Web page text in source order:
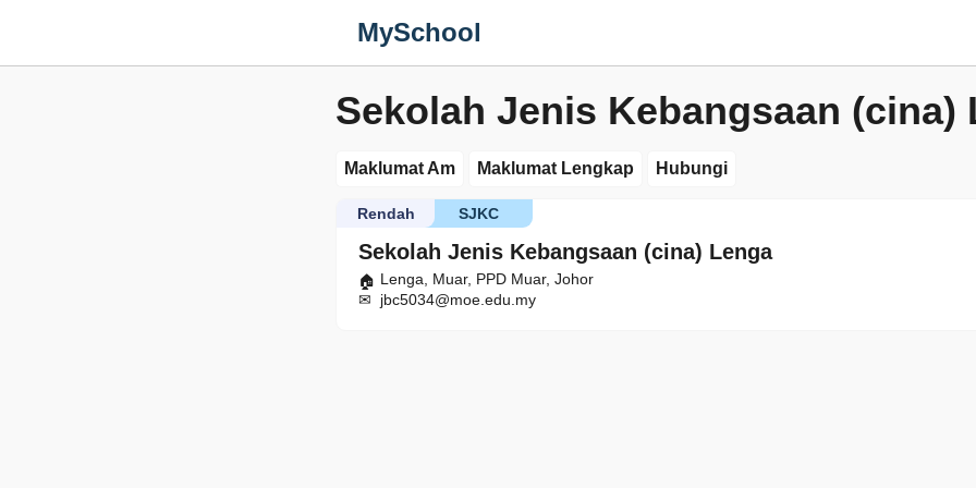
MySchool
Sekolah Jenis Kebangsaan (cina)
Maklumat Am Maklumat Lengkap Hubungi
Sekolah Jenis Kebangsaan (cina) Lenga
SJKC
Rendah
Lenga, Muar, PPD Muar, Johor
jbc5034@moe.edu.my